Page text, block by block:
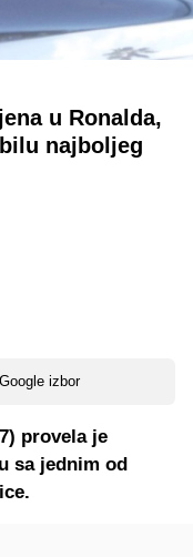
u Ronalda,
najboljeg
izbor
provela je
sa jednim od